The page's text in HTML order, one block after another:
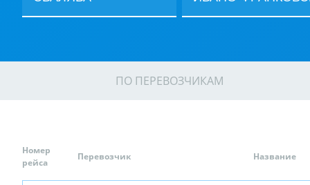
ПО ПЕРЕВОЗЧИКАМ
Номер
рейса
Перевозчик Название